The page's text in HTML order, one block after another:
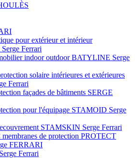
pour extérieur et intérieur
Ferrari
indoor outdoor BATYLINE Serge
solaire intérieures et extérieures
Ferrari
façades de bâtiments SERGE
pour l'équipage STAMOID Serge
STAMSKIN Serge Ferrari
de protection PROTECT
FERRARI
Ferrari